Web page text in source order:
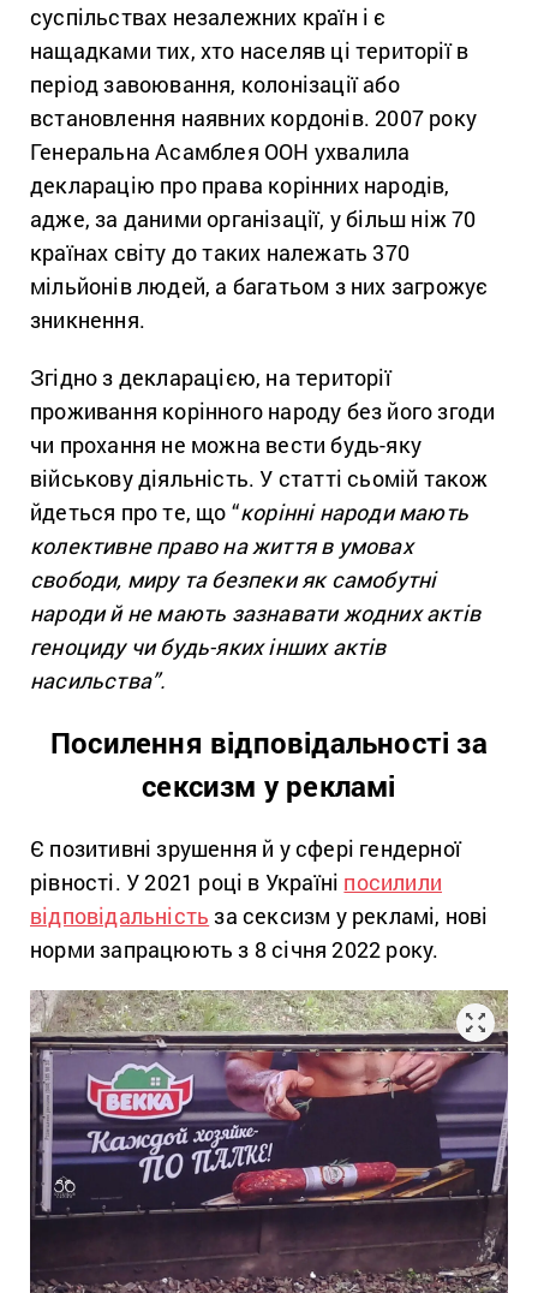
суспільствах незалежних країн і є
нащадками тих, хто населяв ці території в
період завоювання, колонізації або
встановлення наявних кордонів. 2007 року
Генеральна Асамблея ООН ухвалила
декларацію про права корінних народів,
адже, за даними організації, у більш ніж 70
країнах світу до таких належать 370
мільйонів людей, а багатьом з них загрожує
зникнення.
Згідно з декларацією, на території
проживання корінного народу без його згоди
чи прохання не можна вести будь-яку
військову діяльність. У статті сьомій також
йдеться про те, що “корінні народи мають
колективне право на життя в умовах
свободи, миру та безпеки як самобутні
народи й не мають зазнавати жодних актів
геноциду чи будь-яких інших актів
насильства”.
Посилення відповідальності за
сексизм у рекламі
Є позитивні зрушення й у сфері гендерної
рівності. У 2021 році в Україні посилили
відповідальність за сексизм у рекламі, нові
норми запрацюють з 8 січня 2022 року.